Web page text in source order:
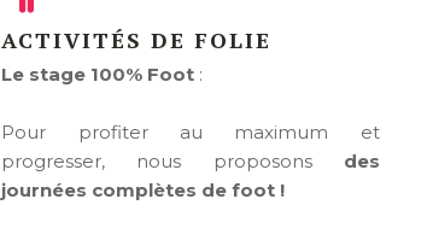
ACTIVITÉS DE FOLIE
Le stage 100% Foot :
Pour profiter au maximum et
progresser, nous proposons des
journées complètes de foot !